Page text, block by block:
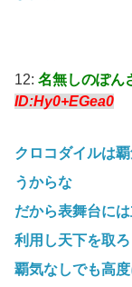
12: 名無しのぽん
ID:Hy0+EGea0
クロコダイルは
うからな
だから表舞台に
利用し天下を取
覇気なしでも高